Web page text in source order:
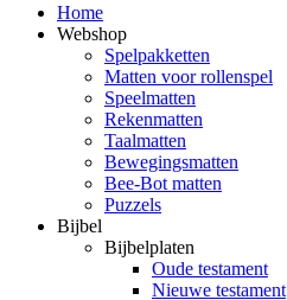
Home
Webshop
Spelpakketten
Matten voor rollenspel
Speelmatten
Rekenmatten
Taalmatten
Bewegingsmatten
Bee-Bot matten
Puzzels
Bijbel
Bijbelplaten
Oude testament
Nieuwe testament